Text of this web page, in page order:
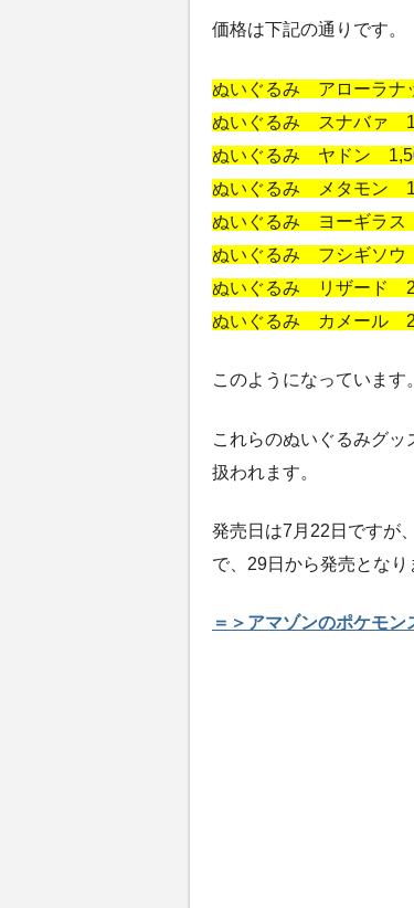
価格は下記の通りです。
ぬいぐるみ アローラナ
ぬいぐるみ スナバァ
ぬいぐるみ ヤドン
ぬいぐるみ メタモン
ぬいぐるみ ヨーギラ
ぬいぐるみ フシギソ
ぬいぐるみ リザード
ぬいぐるみ カメール
このようになっています
これらのぬいぐるみグッ
扱われます。
発売日は7月22日ですが
で、29日から発売となり
＝＞アマゾンのポケモン